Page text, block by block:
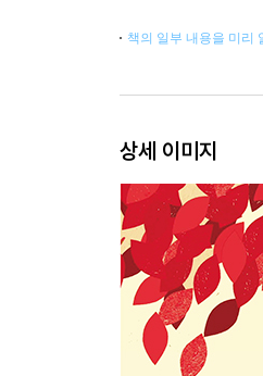
책의 일부 내용을 미리
상세 이미지